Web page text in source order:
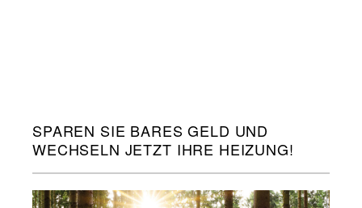
SPAREN SIE BARES GELD UND
WECHSELN JETZT IHRE HEIZUNG!